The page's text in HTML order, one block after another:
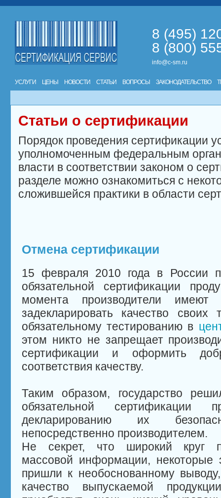
8 (495)
8 (800)
info@c-sm.ru
УСЛУГИ ЦЕНЫ НОВОСТИ СТАТЬИ ВОПРОСЫ ЗАКОНОДАТЕЛЬСТВО
Статьи о сертификации
Порядок проведения сертификации
уполномоченным федеральным
власти в соответствии законом о
разделе можно ознакомиться с
сложившейся практики в области
Отмена сертификации
15 февраля 2010 года в России
обязательной сертификации
момента производители имеют
задекларировать качество
обязательному тестированию в
этом никто не запрещает
сертификации и оформить
соответствия качеству.
Таким образом, государство
обязательной сертификации
декларированию их
непосредственно производителем.
Не секрет, что широкий круг
массовой информации, некоторые
пришли к необоснованному
качество выпускаемой